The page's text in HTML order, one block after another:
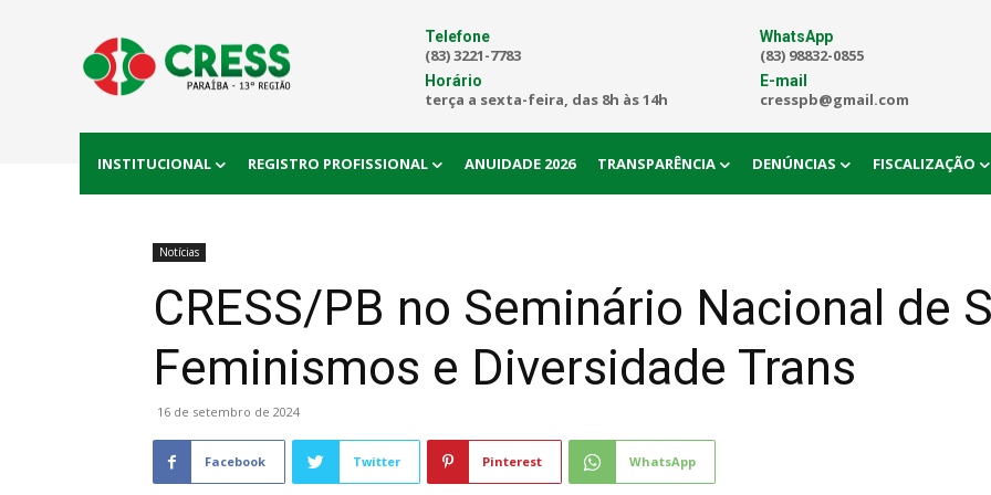
Telefone
(83) 3221-7783
Horário
terça a sexta-feira, das 8h às 14h
WhatsApp
(83) 98832-0855
E-mail
cresspb@gmail.com
INSTITUCIONAL REGISTRO PROFISSIONAL ANUIDADE 2026 TRANSPARÊNCIA DENÚNCIAS FISCALIZAÇÃO
Notícias
CRESS/PB no Seminário Nacional de
Feminismos e Diversidade Trans
16 de setembro de 2024
Facebook Twitter Pinterest WhatsApp